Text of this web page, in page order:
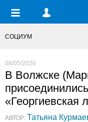
СОЦИУМ
08/05/2026
В Волжске
«Георгиевская
АВТОР: Татьяна